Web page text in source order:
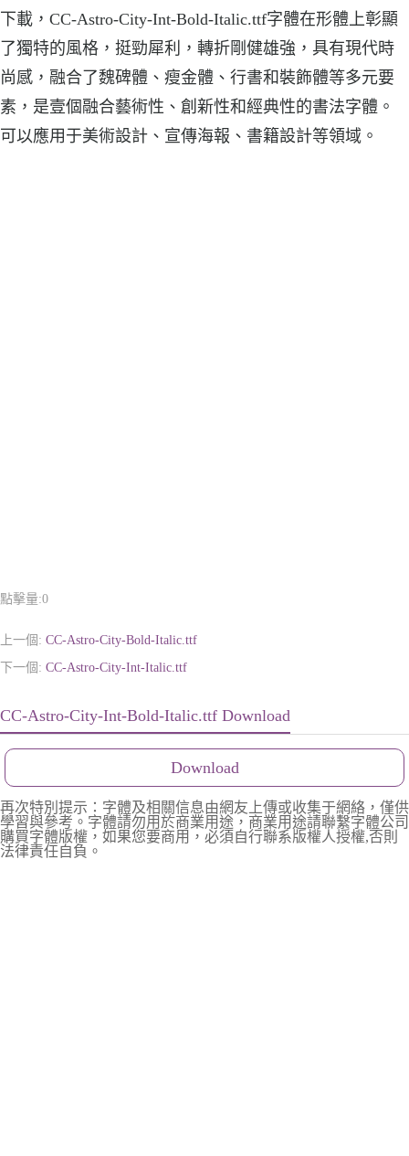
下載，CC-Astro-City-Int-Bold-Italic.ttf字體在形體上彰顯
了獨特的風格，挺勁犀利，轉折剛健雄強，具有現代時
尚感，融合了魏碑體、瘦金體、行書和裝飾體等多元要
素，是壹個融合藝術性、創新性和經典性的書法字體。
可以應用于美術設計、宣傳海報、書籍設計等領域。
點擊量:0
上一個: CC-Astro-City-Bold-Italic.ttf
下一個: CC-Astro-City-Int-Italic.ttf
CC-Astro-City-Int-Bold-Italic.ttf Download
Download
再次特別提示：字體及相關信息由網友上傳或收集于網絡，僅供
學習與參考。字體請勿用於商業用途，商業用途請聯繫字體公司
購買字體版權，如果您要商用，必須自行聯系版權人授權,否則
法律責任自負。